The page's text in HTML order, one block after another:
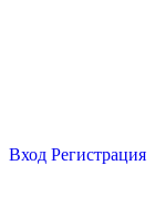
Вход Регистрация